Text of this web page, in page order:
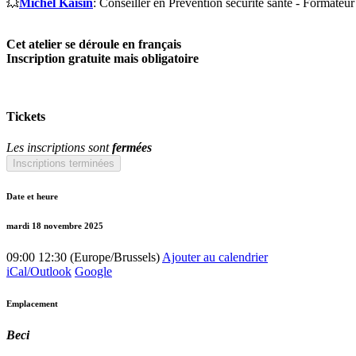
Cet atelier se déroule en français
Inscription gratuite mais obligatoire
Tickets
Les inscriptions sontfermées
Inscriptions terminées
Date et heure
mardi 18 novembre 2025
09:00 12:30 (Europe/Brussels) Ajouter au calendrier
iCal/Outlook Google
Emplacement
Beci